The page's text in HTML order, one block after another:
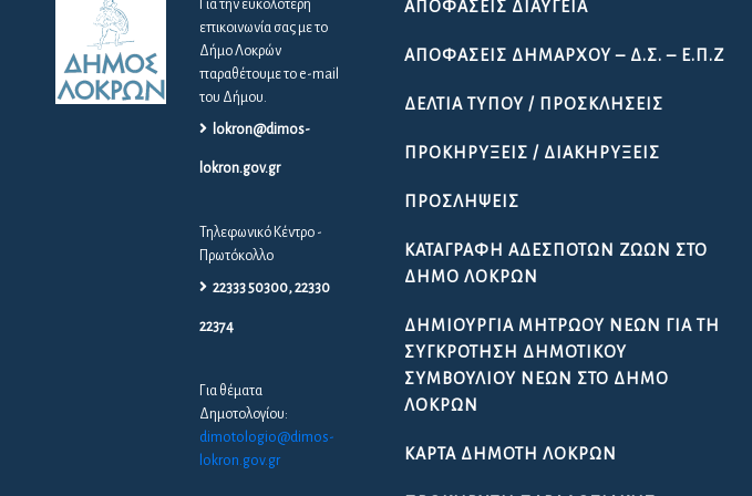
Για την ευκολότερη
επικοινωνία σας με το
Δήμο Λοκρών
παραθέτουμε το e-mail
του Δήμου.
lokron@dimos-
lokron.gov.gr
Τηλεφωνικό Κέντρο -
Πρωτόκολλο
22333 50300, 22330
22374
Για θέματα
Δημοτολογίου:
dimotologio@dimos-
lokron.gov.gr
ΑΠΟΦΆΣΕΙΣ ΔΙΑΎΓΕΙΑ
ΑΠΟΦΆΣΕΙΣ ΔΗΜΆΡΧΟΥ – Δ.Σ. – Ε.Π.Ζ
ΔΕΛΤΊΑ ΤΎΠΟΥ / ΠΡΟΣΚΛΉΣΕΙΣ
ΠΡΟΚΗΡΎΞΕΙΣ / ΔΙΑΚΗΡΎΞΕΙΣ
ΠΡΟΣΛΉΨΕΙΣ
ΚΑΤΑΓΡΑΦΉ ΑΔΈΣΠΟΤΩΝ ΖΏΩΝ ΣΤΟ
ΔΉΜΟ ΛΟΚΡΏΝ
ΔΗΜΙΟΥΡΓΊΑ ΜΗΤΡΏΟΥ ΝΈΩΝ ΓΙΑ ΤΗ
ΣΥΓΚΡΌΤΗΣΗ ΔΗΜΟΤΙΚΟΎ
ΣΥΜΒΟΥΛΊΟΥ ΝΈΩΝ ΣΤΟ ΔΉΜΟ
ΛΟΚΡΏΝ
ΚΆΡΤΑ ΔΗΜΌΤΗ ΛΟΚΡΏΝ